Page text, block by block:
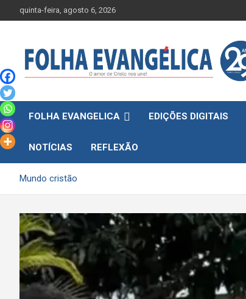
to
quinta-feira, agosto 6, 2026
FOLHA EVANGELICA EDIÇÕES DIGITAIS
NOTÍCIAS REFLEXÃO
Mundo cristão